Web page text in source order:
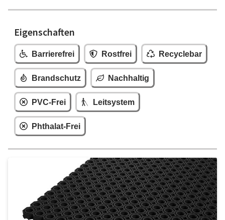
Eigenschaften
Barrierefrei Rostfrei Recyclebar
Brandschutz Nachhaltig
PVC-Frei Leitsystem
Phthalat-Frei